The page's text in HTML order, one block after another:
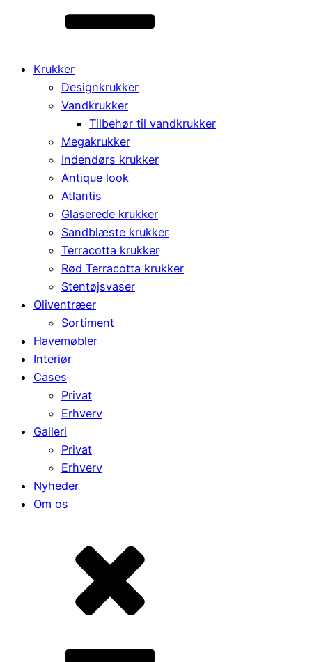
Krukker
Designkrukker
Vandkrukker
Tilbehør til vandkrukker
Megakrukker
Indendørs krukker
Antique look
Atlantis
Glaserede krukker
Sandblæste krukker
Terracotta krukker
Rød Terracotta krukker
Stentøjsvaser
Oliventræer
Sortiment
Havemøbler
Interiør
Cases
Privat
Erhverv
Galleri
Privat
Erhverv
Nyheder
Om os